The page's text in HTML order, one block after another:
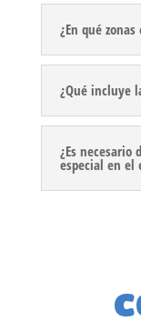
¿En qué
¿Qué incluye
¿Es
especial en el